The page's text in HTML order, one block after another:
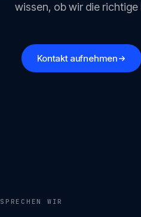
wissen, ob wir die richtige
Kontakt aufnehmen
SPRECHEN WIR